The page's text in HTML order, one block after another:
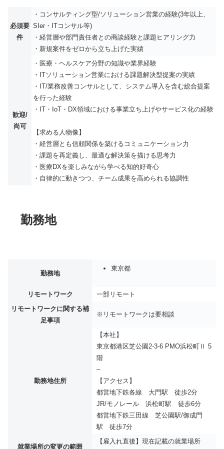
必須要
件
・コンサルティング型/ソリューション営業の経験(3年以上、
SIer・ITコンサル等)
・経営層や部門責任者との商談経験と課題ヒアリング力
・新規案件をゼロから立ち上げた実績
歓迎/
尚可
・医療・ヘルスケア分野の知識や業界経験
・ITソリューション営業における課題解決型提案の実績
・IT/業務改善コンサルとして、システム導入を含む総合提案
を行った経験
・IT・IoT・DX領域における事業立ち上げやサービス化の経験
【求める人物像】
・経営層とも信頼関係を築けるコミュニケーション力
・課題を再定義し、最適な解決策を描ける思考力
・医療DXを楽しみながら学べる知的好奇心
・自律的に動きつつ、チーム成果を高められる協調性
勤務地
勤務地
東京都
リモートワーク
一部リモート
リモートワークに関する補
足事項
※リモートワークは要相談
勤務地住所
【本社】
東京都港区芝公園2-3-6 PMO浜松町Ⅱ 5
階
–
【アクセス】
都営地下鉄各線 大門駅 徒歩2分
JR/モノレール 浜松町駅 徒歩6分
都営地下鉄三田線 芝公園駅/御成門
駅 徒歩7分
就業場所の変更の範囲
【雇入れ直後】現在記載の就業場所